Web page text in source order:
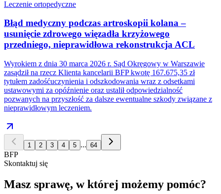
Leczenie ortopedyczne
Błąd medyczny podczas artroskopii kolana –
usunięcie zdrowego więzadła krzyżowego
przedniego, nieprawidłowa rekonstrukcja ACL
Wyrokiem z dnia 30 marca 2026 r. Sąd Okręgowy w Warszawie
zasądził na rzecz Klienta kancelarii BFP kwotę 167.675,35 zł
tytułem zadośćuczynienia i odszkodowania wraz z odsetkami
ustawowymi za opóźnienie oraz ustalił odpowiedzialność
pozwanych na przyszłość za dalsze ewentualne szkody związane z
nieprawidłowym leczeniem.
1 2 3 4 5 ... 64
BFP
Skontaktuj się
Masz sprawę, w której możemy pomóc?